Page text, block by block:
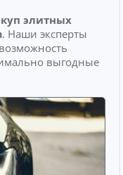
элитных
. Наши эксперты
выгодные